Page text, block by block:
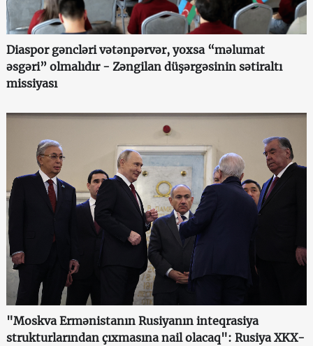
Diaspor gəncləri vətənpərvər, yoxsa “məlumat
əsgəri” olmalıdır - Zəngilan düşərgəsinin sətiraltı
missiyası
"Moskva Ermənistanın Rusiyanın inteqrasiya
strukturlarından çıxmasına nail olacaq": Rusiya XKX-